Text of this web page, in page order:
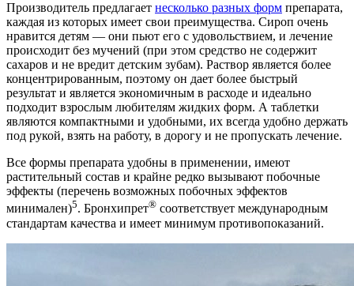
Производитель предлагает несколько разных форм препарата,
каждая из которых имеет свои преимущества. Сироп очень
нравится детям — они пьют его с удовольствием, и лечение
происходит без мучений (при этом средство не содержит
сахаров и не вредит детским зубам). Раствор является более
концентрированным, поэтому он дает более быстрый
результат и является экономичным в расходе и идеально
подходит взрослым любителям жидких форм. А таблетки
являются компактными и удобными, их всегда удобно держать
под рукой, взять на работу, в дорогу и не пропускать лечение.
Все формы препарата удобны в применении, имеют
растительный состав и крайне редко вызывают побочные
эффекты (перечень возможных побочных эффектов
минимален)5. Бронхипрет® соответствует международным
стандартам качества и имеет минимум противопоказаний.